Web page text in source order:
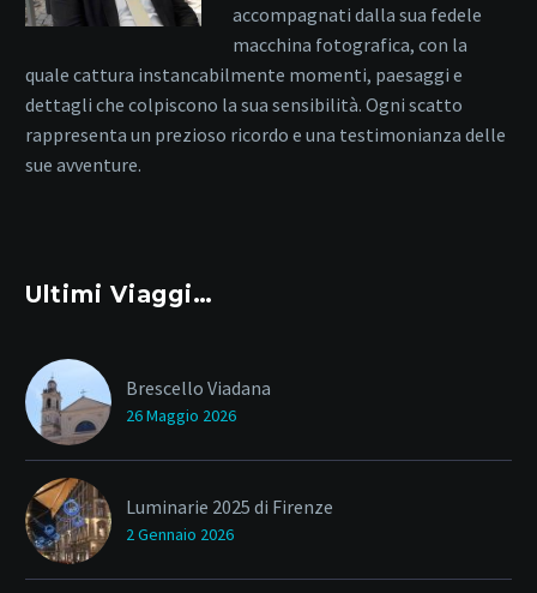
accompagnati dalla sua fedele
macchina fotografica, con la
quale cattura instancabilmente momenti, paesaggi e
dettagli che colpiscono la sua sensibilità. Ogni scatto
rappresenta un prezioso ricordo e una testimonianza delle
sue avventure.
Ultimi Viaggi…
Brescello Viadana
26 Maggio 2026
Luminarie 2025 di Firenze
2 Gennaio 2026